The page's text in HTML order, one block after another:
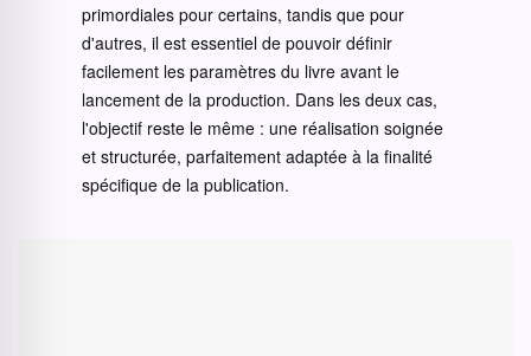
primordiales pour certains, tandis que pour
d'autres, il est essentiel de pouvoir définir
facilement les paramètres du livre avant le
lancement de la production. Dans les deux cas,
l'objectif reste le même : une réalisation soignée
et structurée, parfaitement adaptée à la finalité
spécifique de la publication.